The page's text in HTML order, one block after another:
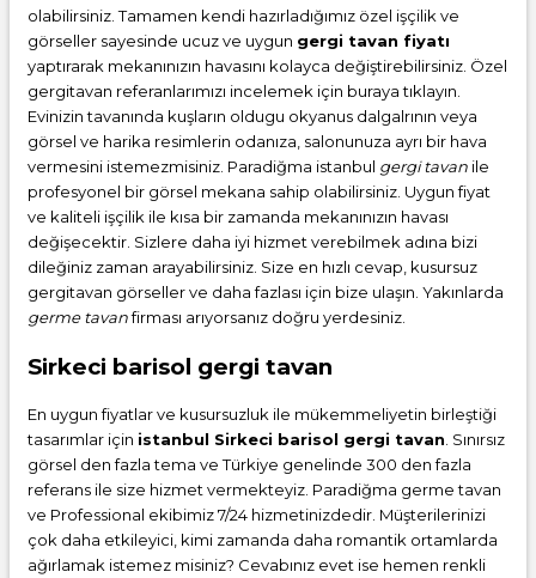
olabilirsiniz. Tamamen kendi hazırladığımız özel işçilik ve
görseller sayesinde ucuz ve uygun gergi tavan fiyatı
yaptırarak mekanınızın havasını kolayca değiştirebilirsiniz. Özel
gergitavan referanlarımızı incelemek için buraya tıklayın.
Evinizin tavanında kuşların oldugu okyanus dalgalrının veya
görsel ve harika resimlerin odanıza, salonunuza ayrı bir hava
vermesini istemezmisiniz. Paradiğma istanbul gergi tavan ile
profesyonel bir görsel mekana sahip olabilirsiniz. Uygun fiyat
ve kaliteli işçilik ile kısa bir zamanda mekanınızın havası
değişecektir. Sizlere daha iyi hizmet verebilmek adına bizi
dileğiniz zaman arayabilirsiniz. Size en hızlı cevap, kusursuz
gergitavan görseller ve daha fazlası için bize ulaşın. Yakınlarda
germe tavanfirması arıyorsanız doğru yerdesiniz.
Sirkeci barisol gergi tavan
En uygun fiyatlar ve kusursuzluk ile mükemmeliyetin birleştiği
tasarımlar için istanbul Sirkeci barisol gergi tavan. Sınırsız
görsel den fazla tema ve Türkiye genelinde 300 den fazla
referans ile size hizmet vermekteyiz. Paradiğma germe tavan
ve Professional ekibimiz 7/24 hizmetinizdedir. Müşterilerinizi
çok daha etkileyici, kimi zamanda daha romantik ortamlarda
ağırlamak istemez misiniz? Cevabınız evet ise hemen renkli